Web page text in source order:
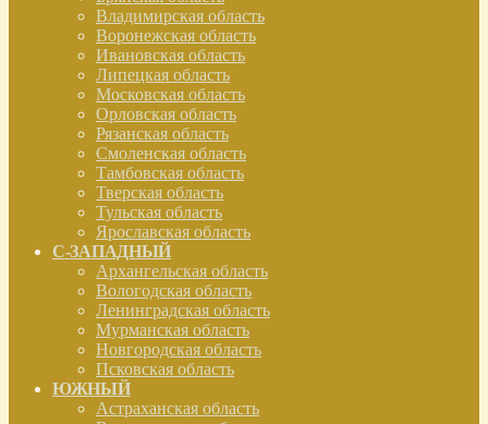
Владимирская область
Воронежская область
Ивановская область
Липецкая область
Московская область
Орловская область
Рязанская область
Смоленская область
Тамбовская область
Тверская область
Тульская область
Ярославская область
С-ЗАПАДНЫЙ
Архангельская область
Вологодская область
Ленинградская область
Мурманская область
Новгородская область
Псковская область
ЮЖНЫЙ
Астраханская область